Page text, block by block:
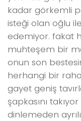
kadar görkemli
isteği olan oğlu
edemiyor. fakat
muhteşem bir
onun son
herhangi bir
gayet geniş
şapkasını
dinlemeden